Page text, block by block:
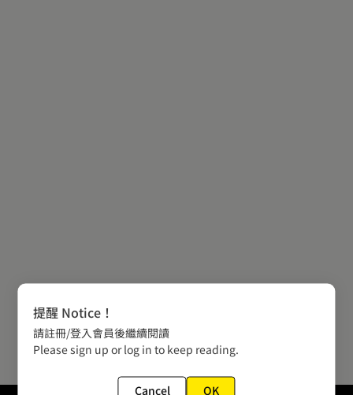
提醒 Notice！
請註冊/登入會員後繼續閱讀
Please sign up or log in to keep reading.
Cancel OK